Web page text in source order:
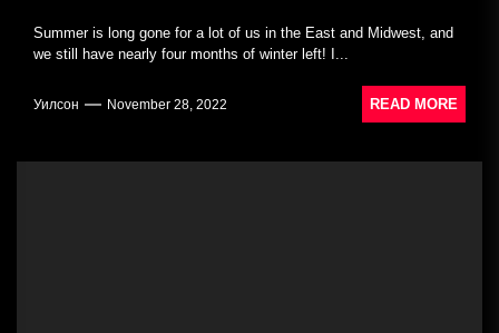
Summer is long gone for a lot of us in the East and Midwest, and
we still have nearly four months of winter left! I...
Уилсон November 28, 2022 READ MORE